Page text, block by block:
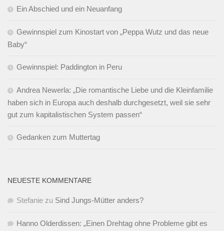
Ein Abschied und ein Neuanfang
Gewinnspiel zum Kinostart von „Peppa Wutz und das neue
Baby“
Gewinnspiel: Paddington in Peru
Andrea Newerla: „Die romantische Liebe und die Kleinfamilie
haben sich in Europa auch deshalb durchgesetzt, weil sie sehr
gut zum kapitalistischen System passen“
Gedanken zum Muttertag
NEUESTE KOMMENTARE
Stefanie zu Sind Jungs-Mütter anders?
Hanno Olderdissen: „Einen Drehtag ohne Probleme gibt es